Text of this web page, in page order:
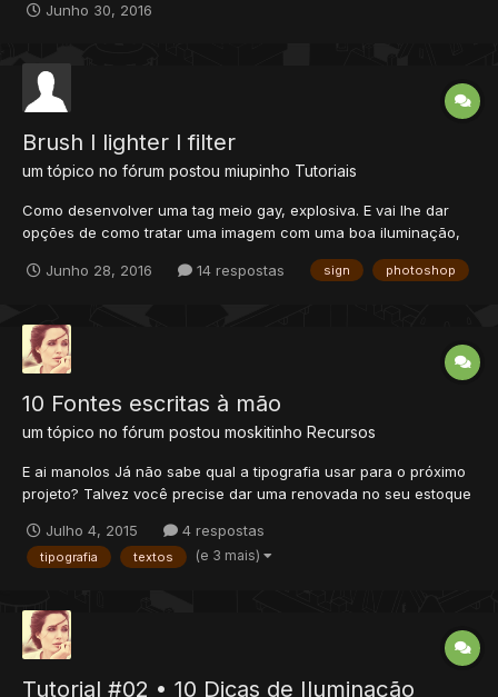
Como essa é uma aula avançada, ela terá duração de 20
efeito...
Junho 30, 2016
Brush l lighter l filter
um tópico no fórum postou miupinho Tutoriais
Como desenvolver uma tag meio gay, explosiva. E vai lhe dar
opções de como tratar uma imagem com uma boa iluminação,
perante o tema. All credits to LionKingler ~~~~~~
Junho 28, 2016
14 respostas sign photoshop
10 Fontes escritas à mão
um tópico no fórum postou moskitinho Recursos
E ai manolos Já não sabe qual a tipografia usar para o próximo
projeto? Talvez você precise dar uma renovada no seu estoque
se seu projeto tiver algo a ver com fontes escritas à mão. Fontes
mais caligráficas dão um certo toque “humano”...
Julho 4, 2015 4 respostas
tipografia textos (e 3 mais)
Tutorial #02 • 10 Dicas de Iluminação